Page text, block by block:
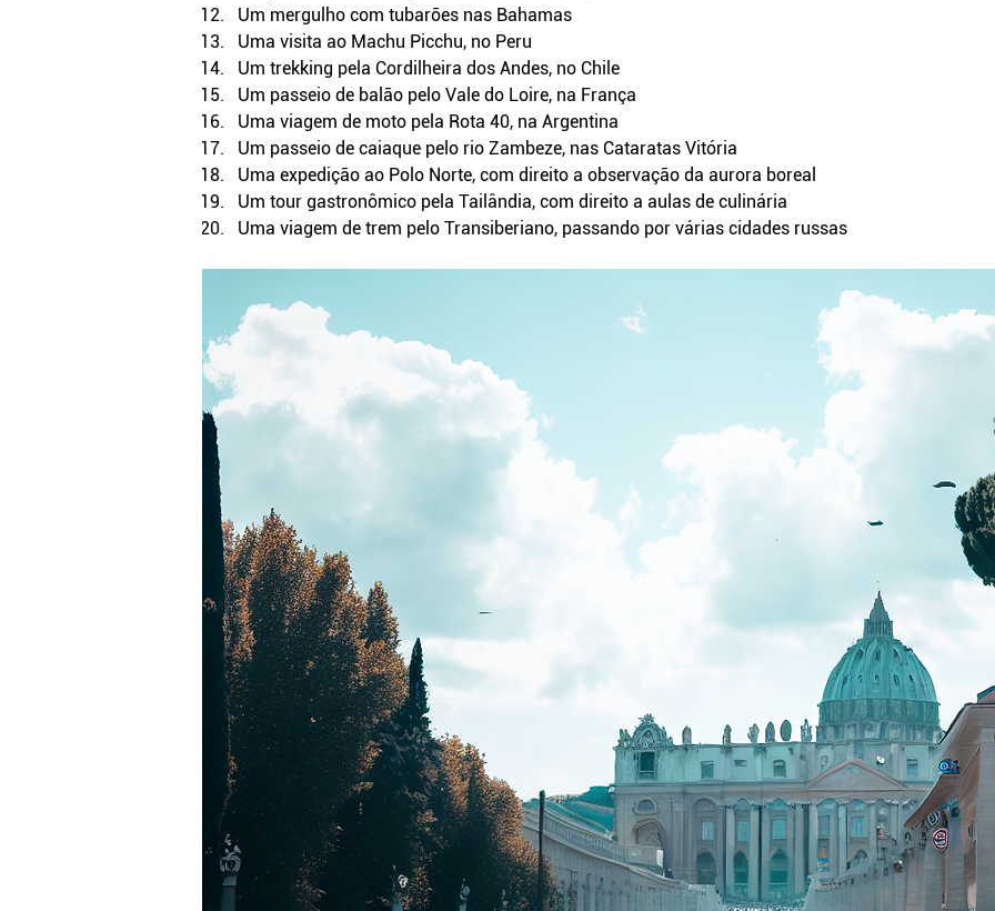
Um mergulho com tubarões nas Bahamas
Uma visita ao Machu Picchu, no Peru
Um trekking pela Cordilheira dos Andes, no Chile
Um passeio de balão pelo Vale do Loire, na França
Uma viagem de moto pela Rota 40, na Argentina
Um passeio de caiaque pelo rio Zambeze, nas Cataratas Vitória
Uma expedição ao Polo Norte, com direito a observação da aurora boreal
Um tour gastronômico pela Tailândia, com direito a aulas de culinária
Uma viagem de trem pelo Transiberiano, passando por várias cidades russas